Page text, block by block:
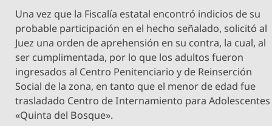
Una vez que la Fiscalía estatal encontró indicios de su
probable participación en el hecho señalado, solicitó al
Juez una orden de aprehensión en su contra, la cual, al
ser cumplimentada, por lo que los adultos fueron
ingresados al Centro Penitenciario y de Reinserción
Social de la zona, en tanto que el menor de edad fue
trasladado Centro de Internamiento para Adolescentes
«Quinta del Bosque».